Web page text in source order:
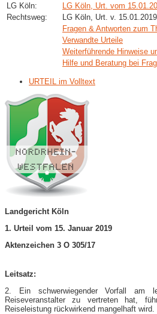
LG Köln:
LG Köln, Urt. vom
Rechtsweg:
LG Köln, Urt. v.
Fragen & Antworten zum
Verwandte Urteile
Weiterführende Hinweise
Hilfe und Beratung bei
URTEIL im Volltext
Landgericht Köln
1. Urteil vom 15. Januar 2019
Aktenzeichen 3 O 305/17
Leitsatz:
2. Ein schwerwiegender Vorfall am
Reiseveranstalter zu vertreten hat,
Reiseleistung rückwirkend mangelhaft wird.